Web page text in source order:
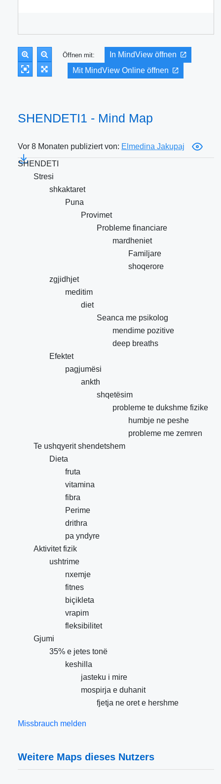
Öffnen mit:
In MindView öffnen
Mit MindView Online öffnen
SHENDETI1 - Mind Map
Vor 8 Monaten publiziert von: Elmedina Jakupaj
SHENDETI
Stresi
shkaktaret
Puna
Provimet
Probleme financiare
mardheniet
Familjare
shoqerore
zgjidhjet
meditim
diet
Seanca me psikolog
mendime pozitive
deep breaths
Efektet
pagjumësi
ankth
shqetësim
probleme te dukshme fizike
humbje ne peshe
probleme me zemren
Te ushqyerit shendetshem
Dieta
fruta
vitamina
fibra
Perime
drithra
pa yndyre
Aktivitet fizik
ushtrime
nxemje
fitnes
biçikleta
vrapim
fleksibilitet
Gjumi
35% e jetes tonë
keshilla
jasteku i mire
mospirja e duhanit
fjetja ne oret e hershme
Missbrauch melden
Weitere Maps dieses Nutzers